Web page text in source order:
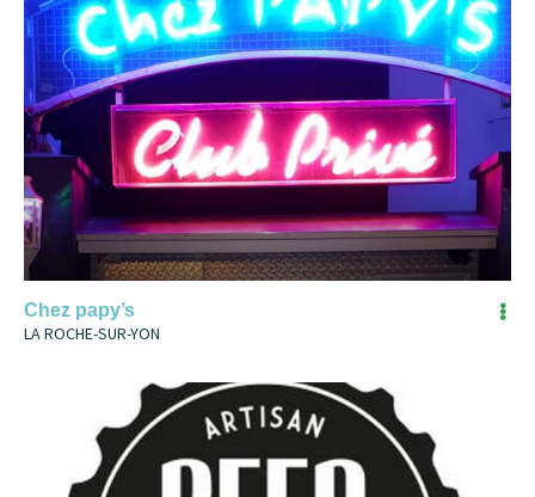
Chez papy’s
LA ROCHE-SUR-YON